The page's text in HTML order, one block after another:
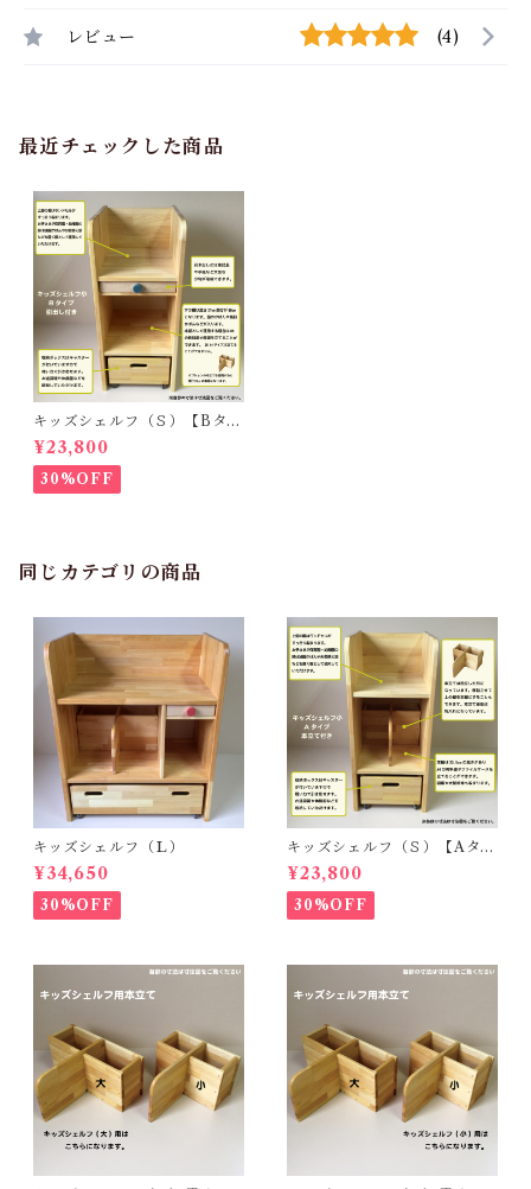
レビュー (4)
最近チェックした商品
キッズシェルフ（Ｓ）【Bタイ
プ・引出し付】
¥23,800
30%OFF
同じカテゴリの商品
キッズシェルフ（Ｌ）
¥34,650
30%OFF
キッズシェルフ（Ｓ）【Aタイ
プ・本立て付】
¥23,800
30%OFF